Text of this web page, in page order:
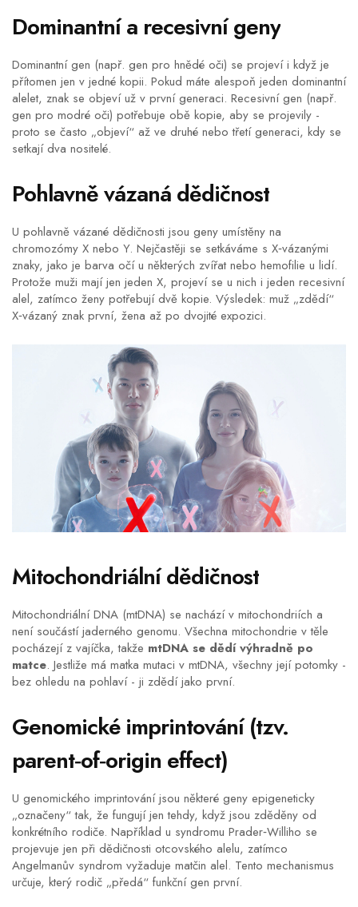
Dominantní a recesivní geny
Dominantní gen (např. gen pro hnědé oči) se projeví i když je
přítomen jen v jedné kopii. Pokud máte alespoň jeden dominantní
alelet, znak se objeví už v první generaci. Recesivní gen (např.
gen pro modré oči) potřebuje obě kopie, aby se projevily -
proto se často „objeví“ až ve druhé nebo třetí generaci, kdy se
setkají dva nositelé.
Pohlavně vázaná dědičnost
U pohlavně vázané dědičnosti jsou geny umístěny na
chromozómy X nebo Y. Nejčastěji se setkáváme s X‑vázanými
znaky, jako je barva očí u některých zvířat nebo hemofilie u lidí.
Protože muži mají jen jeden X, projeví se u nich i jeden recesivní
alel, zatímco ženy potřebují dvě kopie. Výsledek: muž „zdědí“
X‑vázaný znak první, žena až po dvojité expozici.
Mitochondriální dědičnost
Mitochondriální DNA (mtDNA) se nachází v mitochondriích a
není součástí jaderného genomu. Všechna mitochondrie v těle
pocházejí z vajíčka, takže mtDNA se dědí výhradně po
matce. Jestliže má matka mutaci v mtDNA, všechny její potomky -
bez ohledu na pohlaví - ji zdědí jako první.
Genomické imprintování (tzv.
parent‑of‑origin effect)
U genomického imprintováníjsou některé geny epigeneticky
„označeny“ tak, že fungují jen tehdy, když jsou zděděny od
konkrétního rodiče. Například u syndromu Prader‑Williho se
projevuje jen při dědičnosti otcovského alelu, zatímco
Angelmanův syndrom vyžaduje matčin alel. Tento mechanismus
určuje, který rodič „předá“ funkční gen první.